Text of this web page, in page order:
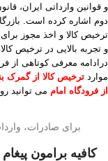
و قوانین وارداتی ایران،
ترخیص کالا و اخذ مجوز
و تجربه بالایی در ترخیص
درادامه معرفی کوتاهی از
موارد ترخیص کالا از گمرک
از فرودگاه امام می توانید
برای صادرات،
کافیه برامون